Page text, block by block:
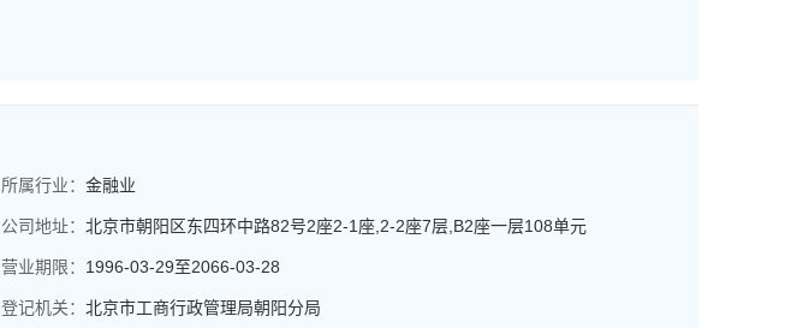
所属行业： 金融业
公司地址： 北京市朝阳区东四环中路82号2座2-1座,2-2座7层,B2座一层108单元
营业期限： 1996-03-29至2066-03-28
登记机关： 北京市工商行政管理局朝阳分局